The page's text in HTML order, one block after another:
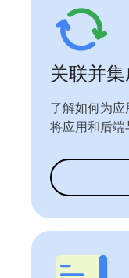
关联并
了解如何为
将应用和后端